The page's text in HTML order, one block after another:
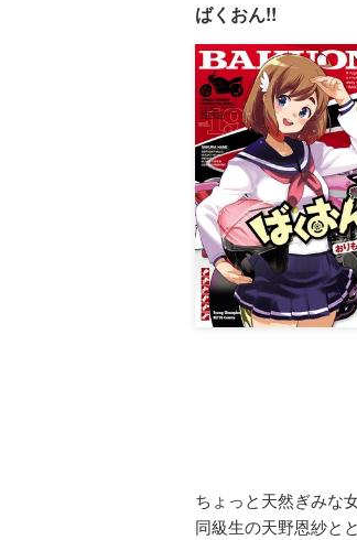
ばくおん!!
ちょっと天然ぎみな
同級生の天野恩紗と